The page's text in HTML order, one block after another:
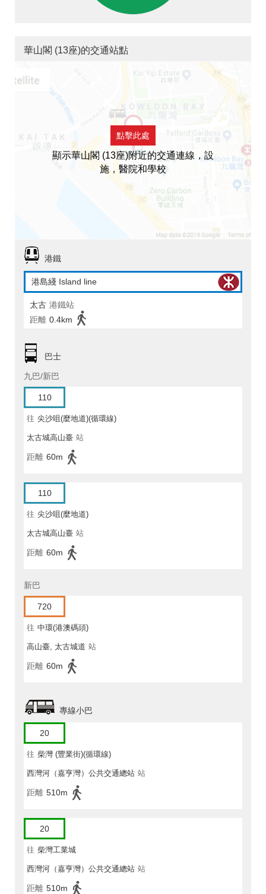
華山閣 (13座)的交通站點
點擊此處
顯示華山閣 (13座)附近的交通連線，設
施，醫院和學校
港鐵
港島綫 Island line
太古 港鐵站
距離 0.4km
巴士
九巴/新巴
110
往 尖沙咀(麼地道)(循環線)
太古城高山臺 站
距離 60m
110
往 尖沙咀(麼地道)
太古城高山臺 站
距離 60m
新巴
720
往 中環(港澳碼頭)
高山臺, 太古城道 站
距離 60m
專線小巴
20
往 柴灣 (豐業街)(循環線)
西灣河（嘉亨灣）公共交通總站 站
距離 510m
20
往 柴灣工業城
西灣河（嘉亨灣）公共交通總站 站
距離 510m